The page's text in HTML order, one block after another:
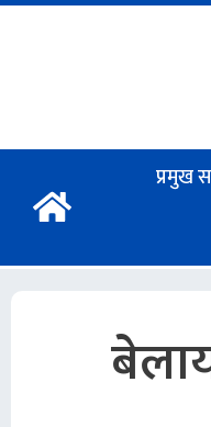
प्रमुख